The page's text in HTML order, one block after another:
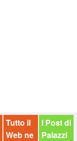
Tutto il
Web ne
I Post di
Palazzi